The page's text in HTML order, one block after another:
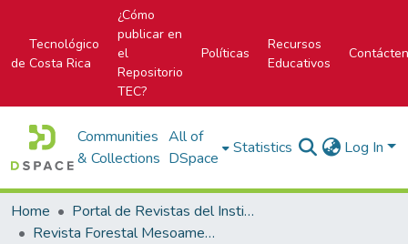
Tecnológico
de Costa Rica
¿Cómo
publicar en
el
Repositorio
TEC?
Políticas
Recursos
Educativos
Communities
& Collections
All of
DSpace
Statistics Log In
Home
Portal de Revistas del Instituto Tecnológico de Costa Rica
Revista Forestal Mesoamericana Kurú